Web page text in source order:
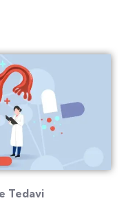
Tedavi